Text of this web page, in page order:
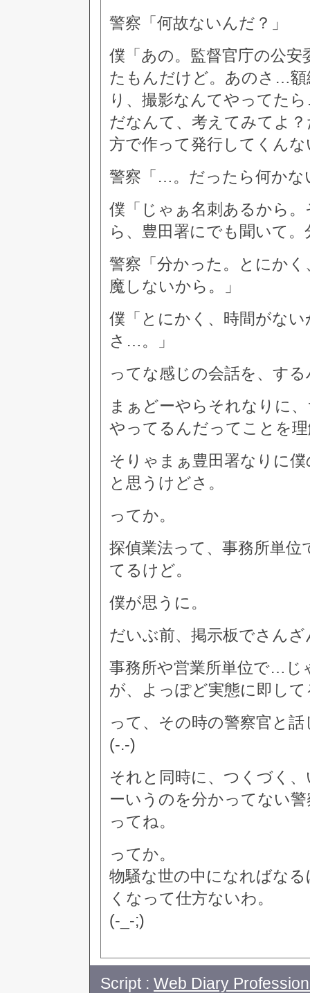
警察「何故ないんだ？」
僕「あの。監督官庁の公
たもんだけど。あのさ…
り、撮影なんてやってた
だなんて、考えてみてよ
方で作って発行してくんな
警察「…。だったら何かな
僕「じゃぁ名刺あるから
ら、豊田署にでも聞いて
警察「分かった。とにか
魔しないから。」
僕「とにかく、時間がな
さ…。」
ってな感じの会話を、す
まぁどーやらそれなりに
やってるんだってことを
そりゃまぁ豊田署なりに
と思うけどさ。
ってか。
探偵業法って、事務所単
てるけど。
僕が思うに。
だいぶ前、掲示板でさん
事務所や営業所単位で…じ
が、よっぽど実態に即し
って、その時の警察官と
(-.-)
それと同時に、つくづく
ーいうのを分かってない
ってね。
ってか。
物騒な世の中になればな
くなって仕方ないわ。
(-_-;)
Script : Web Diary